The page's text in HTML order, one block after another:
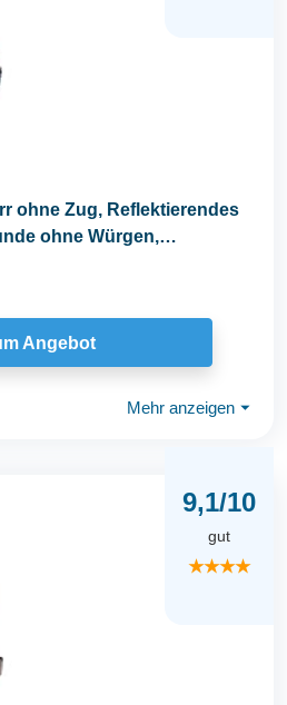
ohne Zug, Reflektierendes
ohne Würgen,
Angebot
Mehr anzeigen ⏷
9,1/10
gut
★★★★